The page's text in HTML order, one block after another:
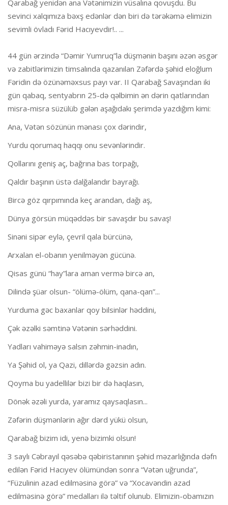
Qarabağ yenidən ana Vətənimizin vüsalına qovuşdu. Bu
sevinci xalqımıza bəxş edənlər dən biri də tərəkəmə elimizin
sevimli övladı Fərid Hacıyevdir!.. ...
44 gün ərzində “Dəmir Yumruq”la düşmənin başını əzən əsgər
və zabitlərimizin timsalında qazanılan Zəfərdə şəhid eloğlum
Fəridin də özünəməxsus payı var. II Qarabağ Savaşından iki
gün qabaq, sentyabrın 25-də qəlbimin ən dərin qatlarından
misra-misra süzülüb gələn aşağıdakı şerimdə yazdığım kimi:
Ana, Vətən sözünün mənası çox dərindir,
Yurdu qorumaq haqqı onu sevənlərindir.
Qollarını geniş aç, bağrına bas torpağı,
Qaldır başının üstə dalğalandır bayrağı.
Bircə göz qırpımında keç arandan, dağı aş,
Dünya görsün müqəddəs bir savaşdır bu savaş!
Sinəni sipər eylə, çevril qala bürcünə,
Arxalan el-obanın yenilməyən gücünə.
Qisas günü “hay”lara aman vermə bircə an,
Dilində şüar olsun- “ölümə-ölüm, qana-qan”...
Yurduma gəc baxanlar qoy bilsinlər həddini,
Çək əzəlki səmtinə Vətənin sərhəddini.
Yadları vahiməyə salsın zəhmin-inadın,
Ya Şəhid ol, ya Qazi, dillərdə gəzsin adın.
Qoyma bu yadellilər bizi bir də haqlasın,
Dönək əzəli yurda, yaramız qaysaqlasın...
Zəfərin düşmənlərin ağır dərd yükü olsun,
Qarabağ bizim idi, yenə bizimki olsun!
3 saylı Cəbrayıl qəsəbə qəbiristanının şəhid məzarlığında dəfn
edilən Fərid Hacıyev ölümündən sonra “Vətən uğrunda”,
“Füzulinin azad edilməsinə görə” və “Xocavəndin azad
edilməsinə görə” medalları ilə təltif olunub. Elimizin-obamızın